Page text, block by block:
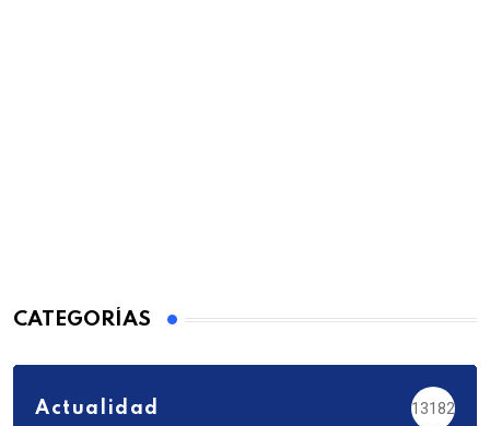
CATEGORÍAS
Actualidad 13182